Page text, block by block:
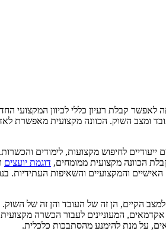
קבלת רעיון כללי לכיוון המקצועי
ומצב השוק. הכוונה מקצועית
לחיפוש מקצועות, לימודים
הכוונה מקצועית ממומחים, דוגמת יועצים
והמקצועיים והשאיפות העתידיות.
הקיים, הן זה של העובד והן זה של
המעוניינים לעבור הכשרה
על מנת להימנע מהסתבכות כלכלית.